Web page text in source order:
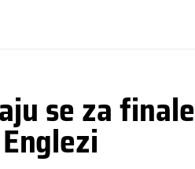
se za finale